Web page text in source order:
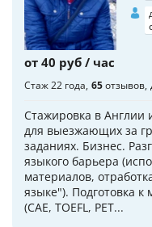
от 40 руб / час
Стаж 22 года 65отзывов
Стажировка в Англии
для выезжающих за
заданиях. Бизнес.
языкого барьера
материалов,
языке"). Подготовка
(СAE, TOEFL, PET...